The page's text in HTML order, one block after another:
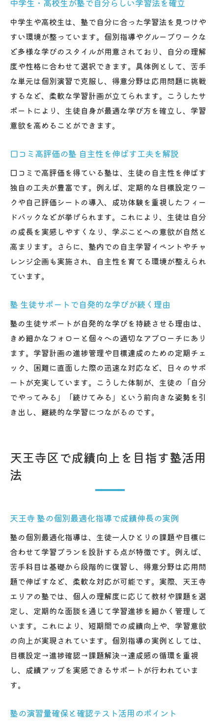
中学生・高校生が塾で自分らしい学習法を確立
中学生や高校生は、塾で自分に合った学習法を見つけや
すい環境が整っています。個別指導やグループワークな
ど多様な学びのスタイルが用意されており、自分の理解
度や性格に合わせて選択できます。具体例として、苦手
な単元は個別演習で克服し、得意分野は応用問題に挑戦
するなど、柔軟な学習計画が立てられます。こうしたサ
ポートにより、生徒自身が最適な学び方を確立し、学習
意欲を高めることができます。
口コミ高評価の塾 自主性を伸ばす工夫を解説
口コミで高評価を得ている塾は、生徒の自主性を伸ばす
独自の工夫が豊富です。例えば、定期的な目標設定ワー
クや自己評価シートの導入、成功体験を重視したフィー
ドバックなどが挙げられます。これにより、生徒は自分
の成長を実感しやすくなり、学ぶことへの意欲が自然と
高まります。さらに、塾内での自主学習イベントやチャ
レンジ企画も実施され、自主性を育てる環境が整えられ
ています。
塾 生徒サポートで自発的な学びが続く理由
塾の生徒サポートが自発的な学びを持続させる理由は、
きめ細かなフォローと個々への適切なアプローチにあり
ます。学習計画の進捗管理や目標達成のための定期チェ
ック、困難に直面した際の迅速な対応など、日々のサポ
ートが充実しています。こうした体制が、生徒の「自分
でやってみる」「続けてみる」という前向きな姿勢を引
き出し、継続的な学習につながるのです。
天王寺区で成績向上を目指す塾活用
法
天王寺 塾の個別最適化指導で成績伸長の実例
塾の個別最適化指導は、生徒一人ひとりの課題や目標に
合わせて学習プランを設計する点が特徴です。例えば、
苦手科目は基礎から段階的に復習し、得意分野は応用問
題で伸ばすなど、柔軟な対応が可能です。実際、天王寺
エリアの塾では、個人の理解度に応じて教材や課題を選
定し、定期的な面談を通じて学習進捗を細かく管理して
います。これにより、短期間での成績向上や、学習意欲
の向上が実現されています。個別指導の実例としては、
目標設定→進捗確認→課題解決→達成感の循環を重視
し、成績アップを実感できるサポートが行われていま
す。
塾の演習量確保と確認テスト活用のポイント